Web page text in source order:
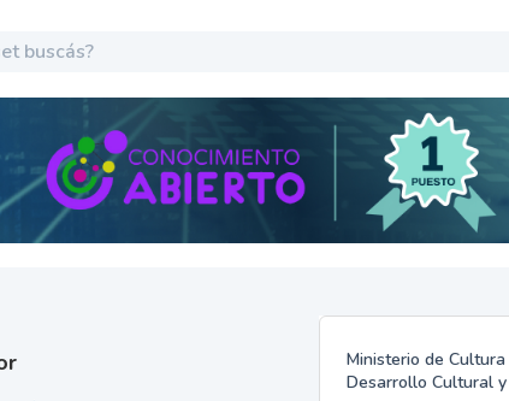
Ministerio de
Desarrollo Cultural y